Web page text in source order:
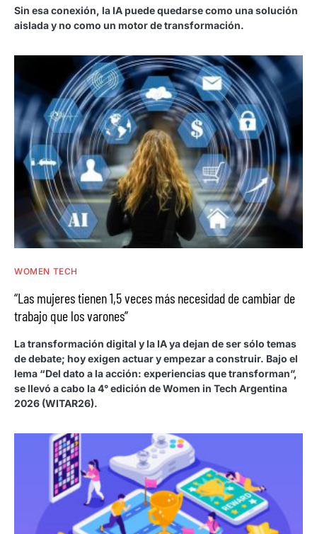
Sin esa conexión, la IA puede quedarse como una solución
aislada y no como un motor de transformación.
WOMEN TECH
“Las mujeres tienen 1,5 veces más necesidad de cambiar de
trabajo que los varones”
La transformación digital y la IA ya dejan de ser sólo temas
de debate; hoy exigen actuar y empezar a construir. Bajo el
lema “Del dato a la acción: experiencias que transforman”,
se llevó a cabo la 4° edición de Women in Tech Argentina
2026 (WITAR26).